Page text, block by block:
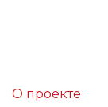
О проекте